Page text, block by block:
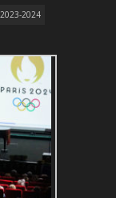
2023-2024